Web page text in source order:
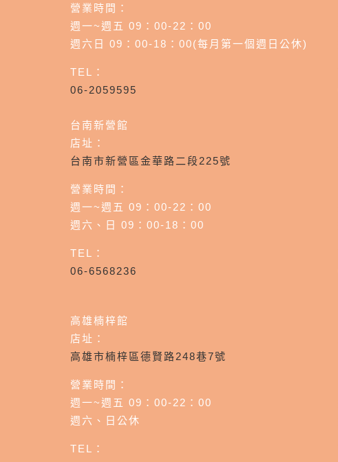
營業時間：
週一~週五 09：00-22：00
週六日 09：00-18：00(每月第一個週日公休)
TEL：
06-2059595
台南新營館
店址：
台南市新營區金華路二段225號
營業時間：
週一~週五 09：00-22：00
週六、日 09：00-18：00
TEL：
06-6568236
高雄楠梓館
店址：
高雄市楠梓區德賢路248巷7號
營業時間：
週一~週五 09：00-22：00
週六、日公休
TEL：